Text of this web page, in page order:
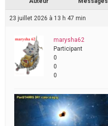
23 juillet 2026 à 13 h 47 min
marysha62
Participant
0
0
0